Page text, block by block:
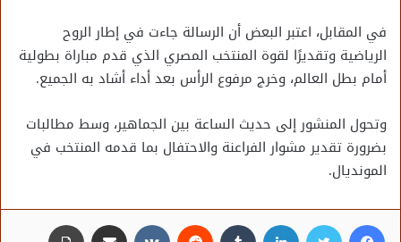
في المقابل، اعتبر البعض أن الرسالة جاءت في إطار الروح
الرياضية وتقديرًا لقوة المنتخب المصري الذي قدم مباراة بطولية
أمام بطل العالم، وخرج مرفوع الرأس بعد أداء أشاد به الجميع.
وتحول المنشور إلى حديث الساعة بين الجماهير، وسط مطالبات
بضرورة تقدير مشوار الفراعنة والاحتفال بما قدمه المنتخب في
المونديال.
فيسبوك تويتر لينكدإن مشاركة عبر البريد